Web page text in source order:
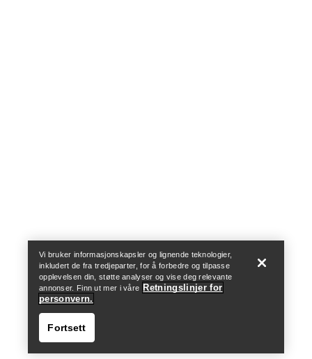
Vi bruker informasjonskapsler og lignende teknologier,
inkludert de fra tredjeparter, for å forbedre og tilpasse
opplevelsen din, støtte analyser og vise deg relevante
annonser. Finn ut mer i våre Retningslinjer for
personvern.
Fortsett